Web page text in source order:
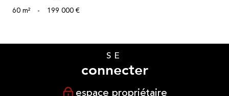
60 m² - 199 000 €
SE
connecter